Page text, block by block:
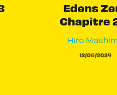
Edens
Chapitre
Hiro
12/06/2024